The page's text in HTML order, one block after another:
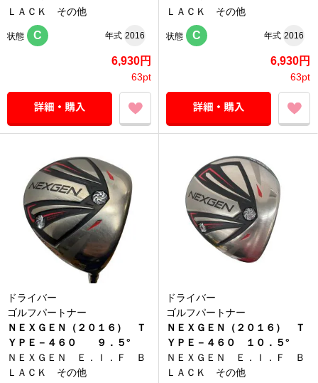
ＬＡＣＫ その他
状態 C 年式 2016
6,930円
63pt
ＬＡＣＫ その他
状態 C 年式 2016
6,930円
63pt
ドライバー
ゴルフパートナー
ＮＥＸＧＥＮ（２０１６） Ｔ
ＹＰＥ－４６０ ９．５°
ＮＥＸＧＥＮ Ｅ．Ｉ．Ｆ Ｂ
ＬＡＣＫ その他
ドライバー
ゴルフパートナー
ＮＥＸＧＥＮ（２０１６） Ｔ
ＹＰＥ－４６０ １０．５°
ＮＥＸＧＥＮ Ｅ．Ｉ．Ｆ Ｂ
ＬＡＣＫ その他